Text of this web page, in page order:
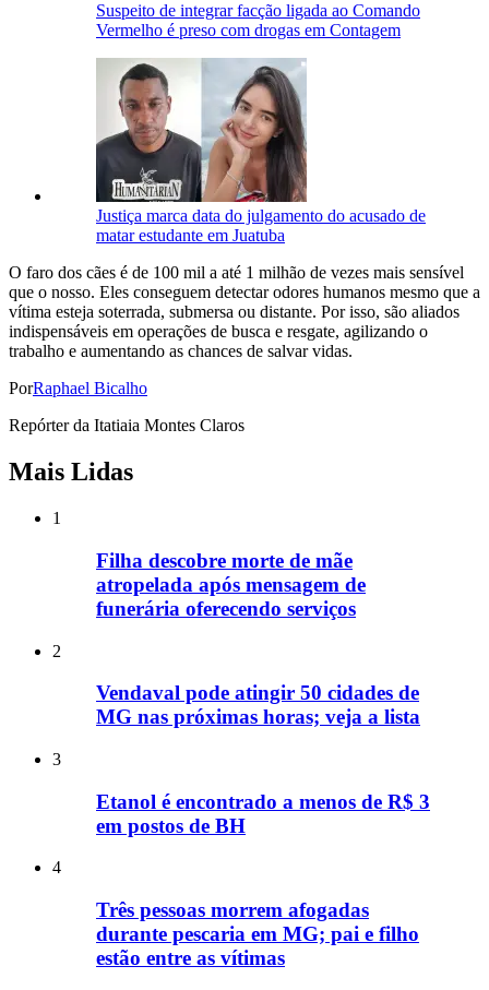
Suspeito de integrar facção ligada ao Comando
Vermelho é preso com drogas em Contagem
Justiça marca data do julgamento do acusado de
matar estudante em Juatuba
O faro dos cães é de 100 mil a até 1 milhão de vezes mais sensível
que o nosso. Eles conseguem detectar odores humanos mesmo que a
vítima esteja soterrada, submersa ou distante. Por isso, são aliados
indispensáveis em operações de busca e resgate, agilizando o
trabalho e aumentando as chances de salvar vidas.
PorRaphael Bicalho
Repórter da Itatiaia Montes Claros
Mais Lidas
1
Filha descobre morte de mãe
atropelada após mensagem de
funerária oferecendo serviços
2
Vendaval pode atingir 50 cidades de
MG nas próximas horas; veja a lista
3
Etanol é encontrado a menos de R$ 3
em postos de BH
4
Três pessoas morrem afogadas
durante pescaria em MG; pai e filho
estão entre as vítimas